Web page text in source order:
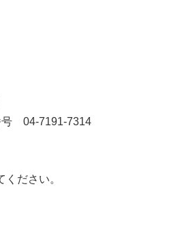
04-7191-7314
ださい。​​​​